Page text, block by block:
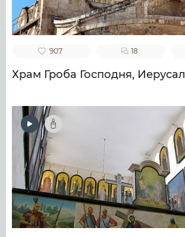
907 18
Храм Гроба Господня,